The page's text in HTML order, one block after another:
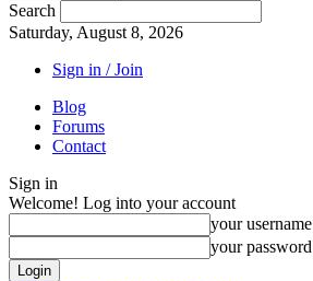
Search
Saturday, August 8, 2026
Sign in / Join
Blog
Forums
Contact
Sign in
Welcome! Log into your account
your username
your password